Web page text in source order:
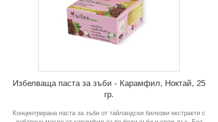
Избелваща паста за зъби - Карамфил, Ноктай, 25
гр.
Концентрирана паста за зъби от тайландски билкови екстракти с